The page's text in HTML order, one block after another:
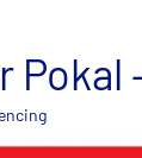
Pokal